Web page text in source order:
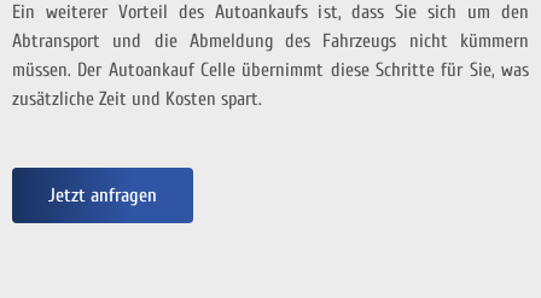
Ein weiterer Vorteil des Autoankaufs ist, dass Sie sich um den
Abtransport und die Abmeldung des Fahrzeugs nicht kümmern
müssen. Der Autoankauf Celle übernimmt diese Schritte für Sie, was
zusätzliche Zeit und Kosten spart.
Jetzt anfragen